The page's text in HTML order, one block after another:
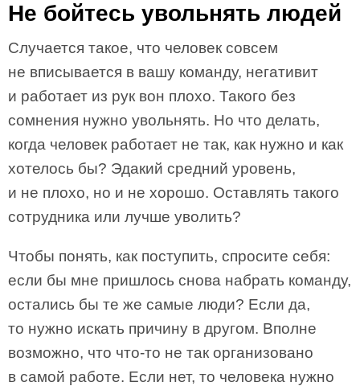
Не бойтесь увольнять людей
Случается такое, что человек совсем
не вписывается в вашу команду, негативит
и работает из рук вон плохо. Такого без
сомнения нужно увольнять. Но что делать,
когда человек работает не так, как нужно и как
хотелось бы? Эдакий средний уровень,
и не плохо, но и не хорошо. Оставлять такого
сотрудника или лучше уволить?
Чтобы понять, как поступить, спросите себя:
если бы мне пришлось снова набрать команду,
остались бы те же самые люди? Если да,
то нужно искать причину в другом. Вполне
возможно, что что-то не так организовано
в самой работе. Если нет, то человека нужно